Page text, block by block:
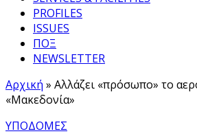
PROFILES
ISSUES
ΠΟΞ
NEWSLETTER
Αρχική » Αλλάζει «πρόσωπο» το
«Μακεδονία»
ΥΠΟΔΟΜΕΣ